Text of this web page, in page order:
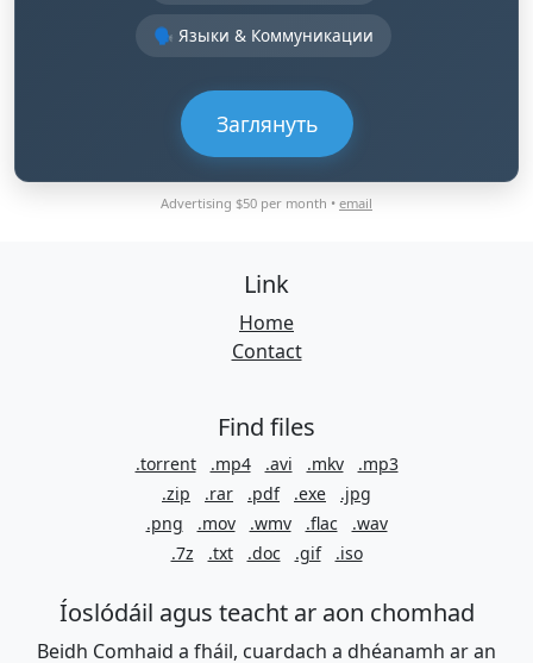
🗣️ Языки & Коммуникации
Заглянуть
Advertising $50 per month • email
Link
Home
Contact
Find files
.torrent .mp4 .avi .mkv
.mp3
.zip
.rar .pdf .exe
.jpg
.png
.mov .wmv .flac
.wav
.7z
.txt .doc .gif .iso
Íoslódáil agus teacht ar aon chomhad
Beidh Comhaid a fháil, cuardach a dhéanamh ar an